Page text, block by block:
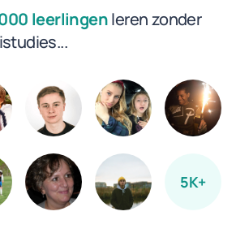
leerlingenleren zonder
5K+